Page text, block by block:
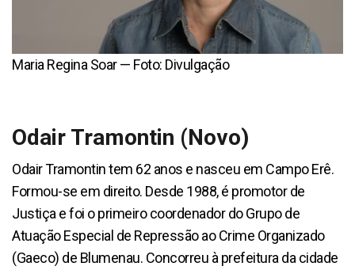
Maria Regina Soar — Foto: Divulgação
Odair Tramontin (Novo)
Odair Tramontin tem 62 anos e nasceu em Campo Erê.
Formou-se em direito. Desde 1988, é promotor de
Justiça e foi o primeiro coordenador do Grupo de
Atuação Especial de Repressão ao Crime Organizado
(Gaeco) de Blumenau. Concorreu à prefeitura da cidade